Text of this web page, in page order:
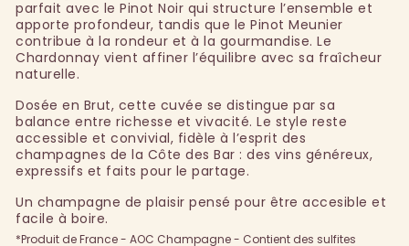
parfait avec le Pinot Noir qui structure l’ensemble et
apporte profondeur, tandis que le Pinot Meunier
contribue à la rondeur et à la gourmandise. Le
Chardonnay vient affiner l’équilibre avec sa fraîcheur
naturelle.
Dosée en Brut, cette cuvée se distingue par sa
balance entre richesse et vivacité. Le style reste
accessible et convivial, fidèle à l’esprit des
champagnes de la Côte des Bar : des vins généreux,
expressifs et faits pour le partage.
Un champagne de plaisir pensé pour être accesible et
facile à boire.
*Produit de France - AOC Champagne - Contient des sulfites